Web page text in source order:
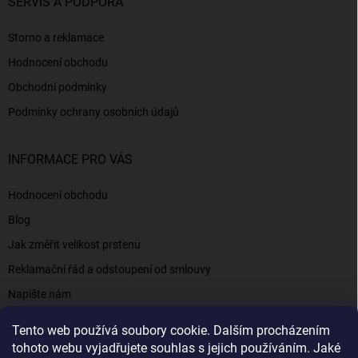
Tento web používá soubory cookie. Dalším procházením
tohoto webu vyjadřujete souhlas s jejich používáním. Jaké
Storno a reklamace
Hodnocení obchodu
Obchodní podmínky
Podmínky ochrany osobních údajů
INFORMACE PRO VÁS
Hodnocení obchodu
Blog
Jak změřit velikost prstenu
Reklamační řád a odstoupení od smlouvy
Napište nám